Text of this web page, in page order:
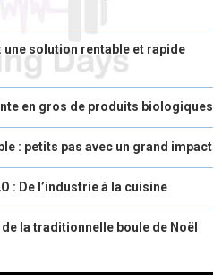
une solution rentable et rapide
en gros de produits biologiques
: petits pas avec un grand impact
: De l’industrie à la cuisine
la traditionnelle boule de Noël